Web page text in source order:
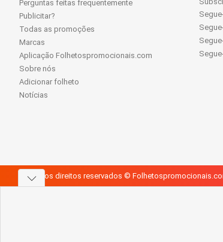
Perguntas feitas frequentemente
Publicitar?
Todas as promoções
Marcas
Aplicação Folhetospromocionais.com
Sobre nós
Adicionar folheto
Notícias
Todos os direitos reservados ©